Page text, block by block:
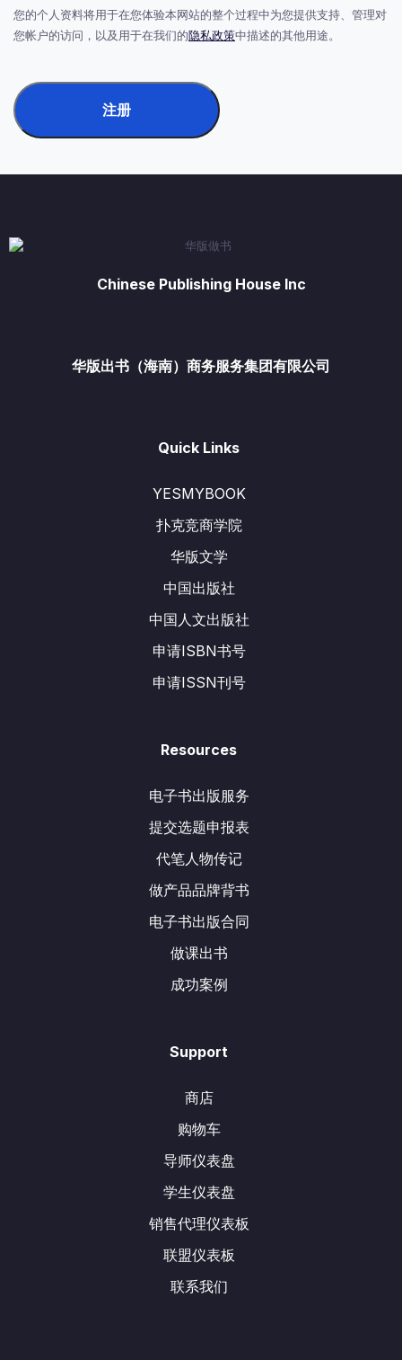
您的个人资料将用于在您体验本网站的整个过程中为您提供支持、管理对
您帐户的访问，以及用于在我们的隐私政策中描述的其他用途。
注册
Chinese Publishing House Inc
华版出书（海南）商务服务集团有限公司
Quick Links
YESMYBOOK
扑克竞商学院
华版文学
中国出版社
中国人文出版社
申请ISBN书号
申请ISSN刊号
Resources
电子书出版服务
提交选题申报表
代笔人物传记
做产品品牌背书
电子书出版合同
做课出书
成功案例
Support
商店
购物车
导师仪表盘
学生仪表盘
销售代理仪表板
联盟仪表板
联系我们